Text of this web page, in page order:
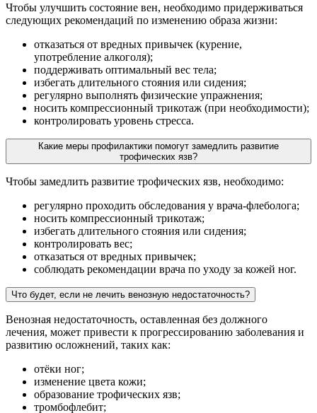
Чтобы улучшить состояние вен, необходимо придерживаться
следующих рекомендаций по изменению образа жизни:
отказаться от вредных привычек (курение,
употребление алкоголя);
поддерживать оптимальный вес тела;
избегать длительного стояния или сидения;
регулярно выполнять физические упражнения;
носить компрессионный трикотаж (при необходимости);
контролировать уровень стресса.
Какие меры профилактики помогут замедлить развитие
трофических язв?
Чтобы замедлить развитие трофических язв, необходимо:
регулярно проходить обследования у врача-флеболога;
носить компрессионный трикотаж;
избегать длительного стояния или сидения;
контролировать вес;
отказаться от вредных привычек;
соблюдать рекомендации врача по уходу за кожей ног.
Что будет, если не лечить венозную недостаточность?
Венозная недостаточность, оставленная без должного
лечения, может привести к прогрессированию заболевания и
развитию осложнений, таких как:
отёки ног;
изменение цвета кожи;
образование трофических язв;
тромбофлебит;